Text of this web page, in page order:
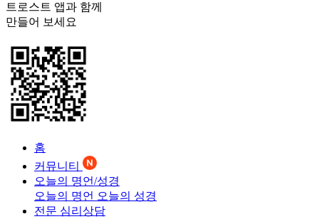
트로스트 앱과 함께
만들어 보세요
홈
커뮤니티
오늘의 명언/성경
오늘의 명언 오늘의 성경
전문 심리상담